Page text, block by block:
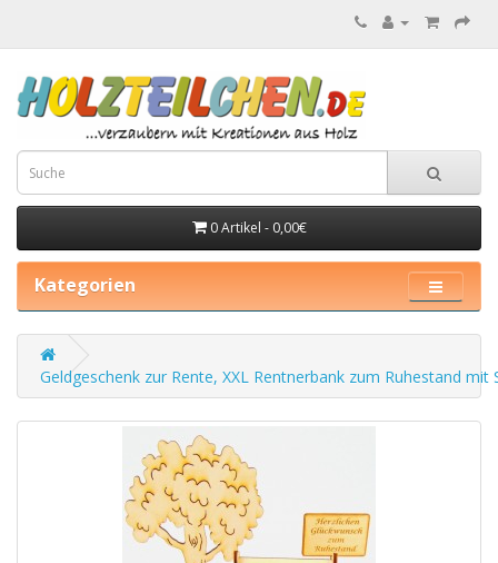
0 Artikel - 0,00€
Kategorien
Geldgeschenk zur Rente, XXL Rentnerbank zum Ruhestand mit